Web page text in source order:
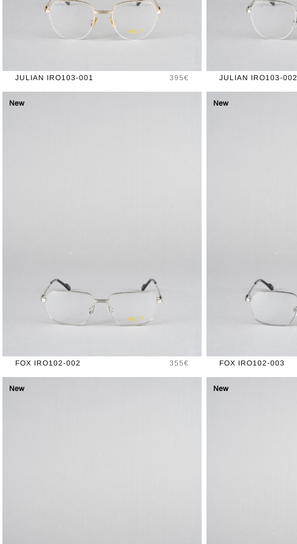
JULIAN IRO103-001 Prix
395€ JULIAN IRO103-002
New
FOX IRO102-002 Prix
355€
New
FOX IRO102-003
New New